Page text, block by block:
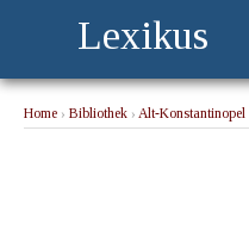
Lexikus
Home › Bibliothek › Alt-Konstantinopel